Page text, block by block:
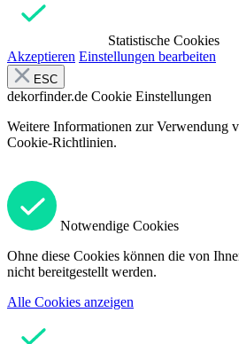
Statistische Cookies
Akzeptieren Einstellungen bearbeiten
ESC
dekorfinder.de Cookie Einstellungen
Weitere Informationen zur Verwendung
Cookie-Richtlinien.
Notwendige Cookies
Ohne diese Cookies können die von
nicht bereitgestellt werden.
Alle Cookies anzeigen